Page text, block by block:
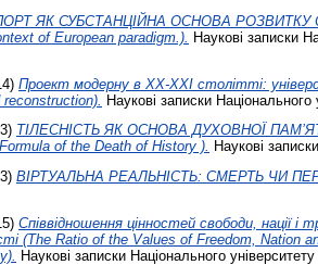
ЯК СУБСТАНЦІЙНА ОСНОВА РОЗВИТКУ
of European paradigm.).
Наукові записки
Проект модерну в ХХ-ХХІ столітті:
Наукові записки
ТІЛЕСНІСТЬ ЯК ОСНОВА ДУХОВНОЇ
of the Death of History ). Наукові
ВІРТУАЛЬНА РЕАЛЬНІСТЬ: СМЕРТЬ ЧИ
Співвідношення цінностей свободи, нації і
(The Ratio of the Values of Freedom,
Наукові записки Національного